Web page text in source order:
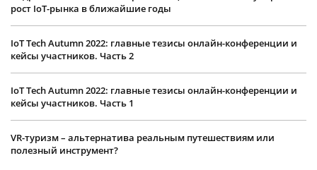
рост IoT-рынка в ближайшие годы
IoT Tech Autumn 2022: главные тезисы онлайн-конференции и
кейсы участников. Часть 2
IoT Tech Autumn 2022: главные тезисы онлайн-конференции и
кейсы участников. Часть 1
VR-туризм – альтернатива реальным путешествиям или
полезный инструмент?